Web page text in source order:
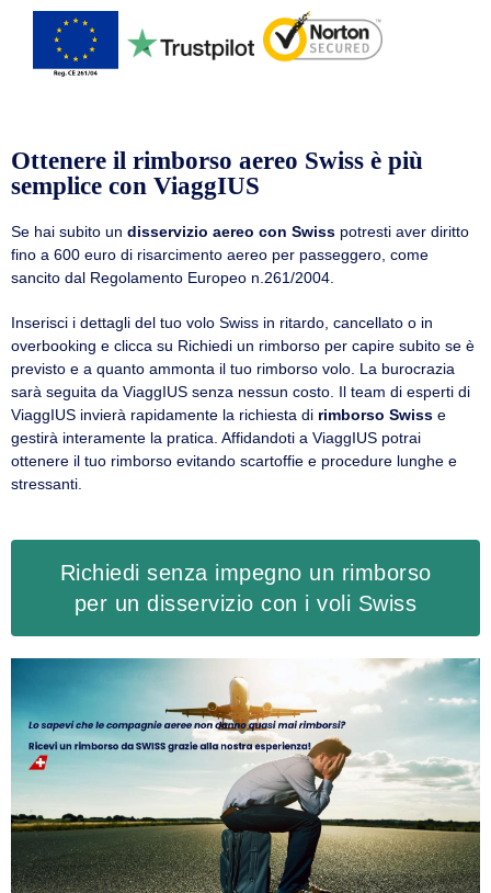
Ottenere il rimborso aereo Swiss è più
semplice con ViaggIUS
Se hai subito un disservizio aereo con Swiss potresti aver diritto
fino a 600 euro di risarcimento aereo per passeggero, come
sancito dal Regolamento Europeo n.261/2004.
Inserisci i dettagli del tuo volo Swiss in ritardo, cancellato o in
overbooking e clicca su Richiedi un rimborso per capire subito se è
previsto e a quanto ammonta il tuo rimborso volo. La burocrazia
sarà seguita da ViaggIUS senza nessun costo. Il team di esperti di
ViaggIUS invierà rapidamente la richiesta di rimborso Swiss e
gestirà interamente la pratica. Affidandoti a ViaggIUS potrai
ottenere il tuo rimborso evitando scartoffie e procedure lunghe e
stressanti.
Richiedi senza impegno un rimborso
per un disservizio con i voli Swiss